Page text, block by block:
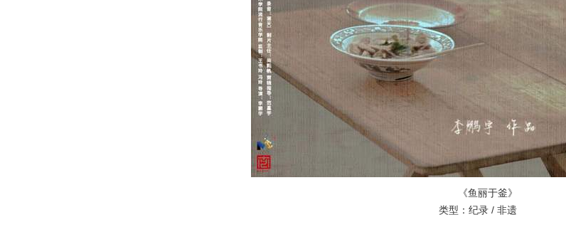
《鱼丽于釜》
类型：纪录 / 非遗